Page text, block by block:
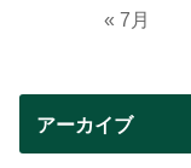
« 7月
アーカイブ